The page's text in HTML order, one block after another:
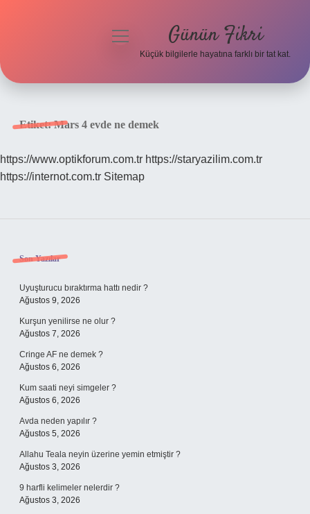
Hakkımızda
menüyü
Günün Fikri
Küçük bilgilerle hayatına farklı bir tat kat.
Etiket:Mars 4 evde ne demek
https://www.optikforum.com.tr https://staryazilim.com.tr
https://internot.com.tr Sitemap
Sidebar
Son Yazılar
Uyuşturucu bıraktırma hattı nedir ?
Ağustos 9, 2026
Kurşun yenilirse ne olur ?
Ağustos 7, 2026
Cringe AF ne demek ?
Ağustos 6, 2026
Kum saati neyi simgeler ?
Ağustos 6, 2026
Avda neden yapılır ?
Ağustos 5, 2026
Allahu Teala neyin üzerine yemin etmiştir ?
Ağustos 3, 2026
9 harfli kelimeler nelerdir ?
Ağustos 3, 2026